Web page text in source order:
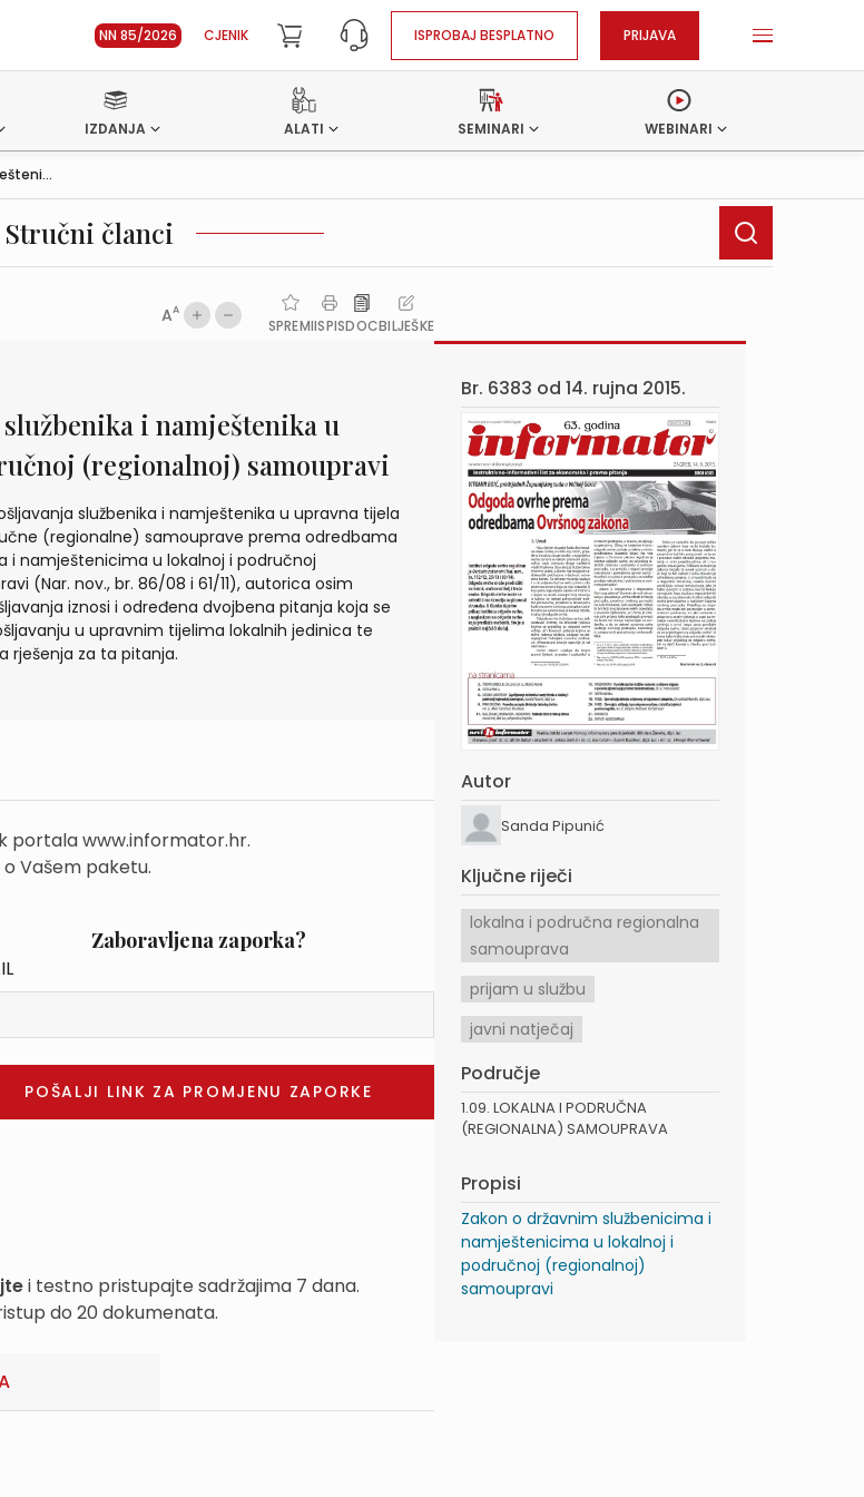
NN 85/2026 CJENIK ISPROBAJ BESPLATNO PRIJAVA
IZDANJA ALATI SEMINARI WEBINARI
Stručni članci
AA
SPREMIISPISDOCBILJEŠKE
i namještenika u
(regionalnoj) samoupravi
službenika i namještenika u upravna tijela
(regionalne) samouprave prema odredbama
i namještenicima u lokalnoj i područnoj
(Nar. nov., br. 86/08 i 61/11), autorica osim
iznosi i određena dvojbena pitanja koja se
u upravnim tijelima lokalnih jedinica te
rješenja za ta pitanja.
portala www.informator.hr.
Vašem paketu.
Zaboravljena zaporka?
i testno pristupajte sadržajima 7 dana.
do 20 dokumenata.
Br. 6383 od 14. rujna 2015.
Autor
Sanda Pipunić
Ključne riječi
lokalna i područna regionalna
samouprava
prijam u službu
javni natječaj
Područje
1.09. LOKALNA I PODRUČNA
(REGIONALNA) SAMOUPRAVA
Propisi
Zakon o državnim službenicima i
namještenicima u lokalnoj i
područnoj (regionalnoj)
samoupravi